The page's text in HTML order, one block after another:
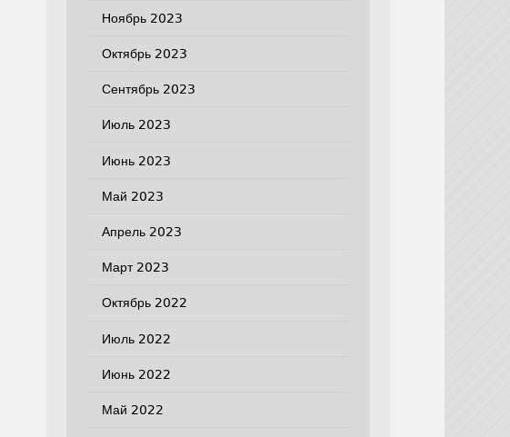
Ноябрь 2023
Октябрь 2023
Сентябрь 2023
Июль 2023
Июнь 2023
Май 2023
Апрель 2023
Март 2023
Октябрь 2022
Июль 2022
Июнь 2022
Май 2022